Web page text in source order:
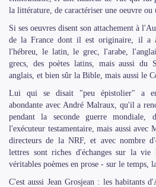
la littérature, de caractériser une oeuvre ou
Si ses oeuvres disent son attachement à
de la France dont il est originaire, il a
l'hébreu, le latin, le grec, l'arabe,
grecs, des poètes latins, mais aussi du
anglais, et bien sûr la Bible, mais aussi le
Lui qui se disait "peu épistolier" a
abondante avec André Malraux, qu'il a
pendant la seconde guerre
l'exécuteur testamentaire, mais aussi avec
directeurs de la NRF, et avec nombre
lettres sont riches d'échanges sur la vie
véritables poèmes en prose - sur le temps,
C'est aussi Jean Grosjean : les habitants